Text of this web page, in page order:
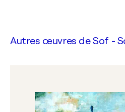
Autres œuvres deSof -